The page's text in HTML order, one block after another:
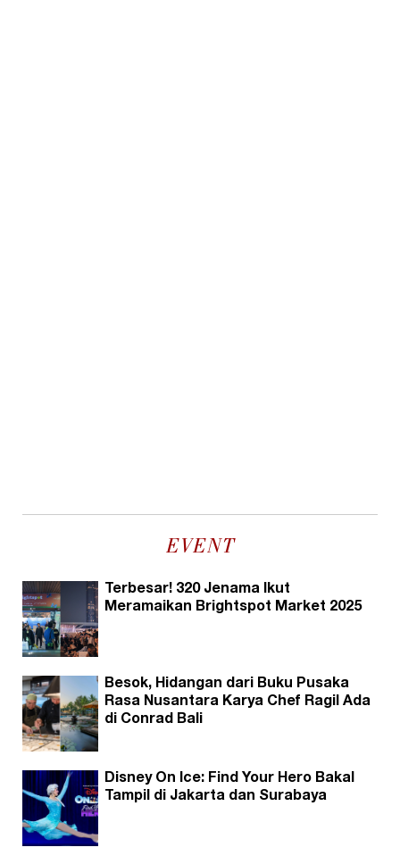
EVENT
Terbesar! 320 Jenama Ikut
Meramaikan Brightspot Market 2025
Besok, Hidangan dari Buku Pusaka
Rasa Nusantara Karya Chef Ragil Ada
di Conrad Bali
Disney On Ice: Find Your Hero Bakal
Tampil di Jakarta dan Surabaya